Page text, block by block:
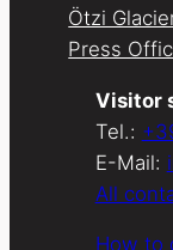
Ötzi
Press
Visitor
Tel.:
E-Mail:
All
How to